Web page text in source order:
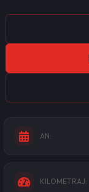
AN:
KILOMETRAJ: